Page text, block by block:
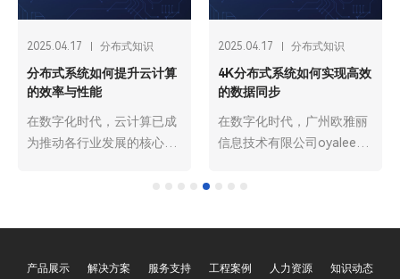
2025.04.17 分布式知识
分布式系统如何提升云计算
的效率与性能
在数字化时代，云计算已成
为推动各行业发展的核心技
利。而广州欧雅丽信息技术
分布式系统“尹妮思INX-
2025.04.17 分布式知识
4K分布式系统如何实现高效
的数据同步
在数字化时代，广州欧雅丽
信息技术有限公司oyalee中
800PRO分布式节点、INX-
UI界面设计、INX-PRO节点
产品展示 解决方案 服务支持 工程案例 人力资源 知识动态